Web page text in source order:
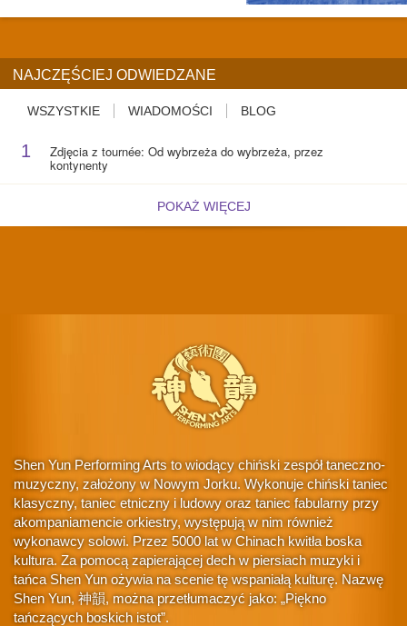
NAJCZĘŚCIEJ ODWIEDZANE
WSZYSTKIE WIADOMOŚCI BLOG
1 Zdjęcia z tournée: Od wybrzeża do wybrzeża, przez
kontynenty
POKAŻ WIĘCEJ
Shen Yun Performing Arts to wiodący chiński zespół taneczno-
muzyczny, założony w Nowym Jorku. Wykonuje chiński taniec
klasyczny, taniec etniczny i ludowy oraz taniec fabularny przy
akompaniamencie orkiestry, występują w nim również
wykonawcy solowi. Przez 5000 lat w Chinach kwitła boska
kultura. Za pomocą zapierającej dech w piersiach muzyki i
tańca Shen Yun ożywia na scenie tę wspaniałą kulturę. Nazwę
Shen Yun, 神韻, można przetłumaczyć jako: „Piękno
tańczących boskich istot”.